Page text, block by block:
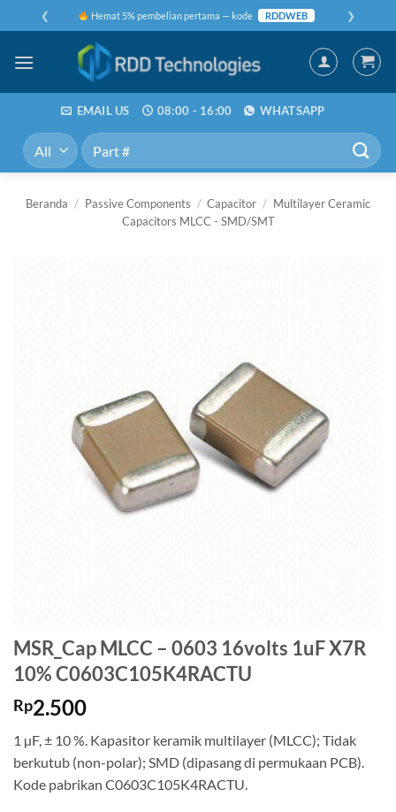
to
content
❮ Hemat 5% pembelian pertama — kode RDDWEB ❯
EMAIL US 08:00 - 16:00 WHATSAPP
Pencarian
untuk:
Beranda / Passive Components / Capacitor / Multilayer Ceramic
Capacitors MLCC - SMD/SMT
MSR_Cap MLCC – 0603 16volts 1uF X7R
10% C0603C105K4RACTU
Rp2.500
1 µF, ± 10 %. Kapasitor keramik multilayer (MLCC); Tidak
berkutub (non-polar); SMD (dipasang di permukaan PCB).
Kode pabrikan C0603C105K4RACTU.